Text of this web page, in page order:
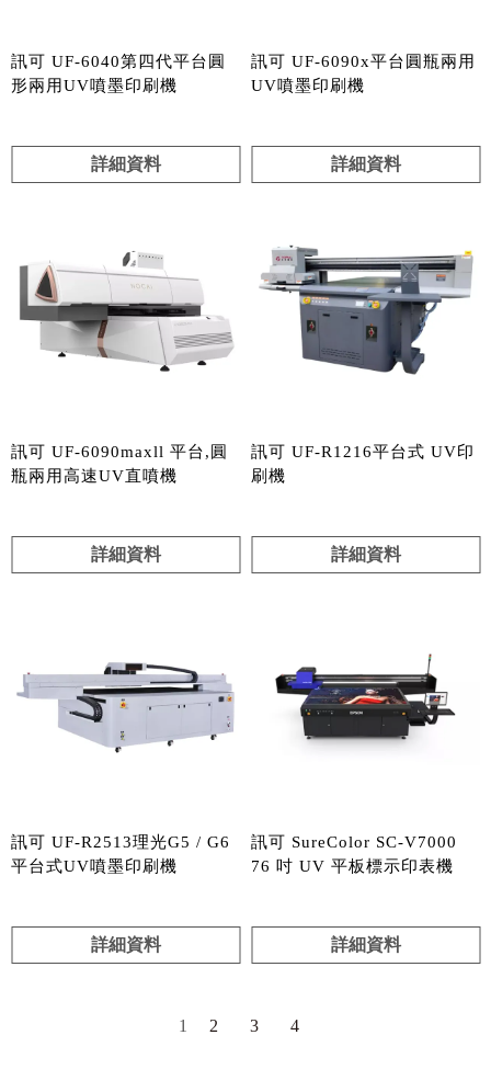
訊可 UF-6040第四代平台圓
形兩用UV噴墨印刷機
詳細資料
訊可 UF-6090x平台圓瓶兩用
UV噴墨印刷機
詳細資料
訊可 UF-6090maxll 平台,圓
瓶兩用高速UV直噴機
詳細資料
訊可 UF-R1216平台式 UV印
刷機
詳細資料
訊可 UF-R2513理光G5 / G6
平台式UV噴墨印刷機
詳細資料
訊可 SureColor SC-V7000
76 吋 UV 平板標示印表機
詳細資料
1 2 3 4